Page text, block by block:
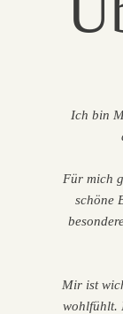
Ich bin
Für mich
schöne
Mir ist
wohlfühlt.